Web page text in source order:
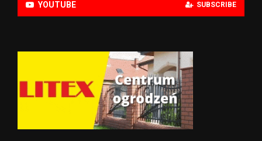
YOUTUBE SUBSCRIBE